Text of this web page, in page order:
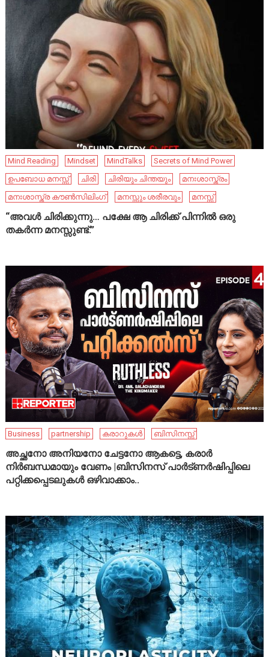
Mind Reading Mindset MindTalks
Secrets of Mind Power
ഉപബോധ മനസ്സ്
ചിരി ചിരിയും ചിന്തയും
മനഃശാസ്ത്രം
മനഃശാസ്ത്ര കൗൺസിലിംഗ്
മനസ്സും ശരീരവും മനസ്സ്
“അവൾ ചിരിക്കുന്നു… പക്ഷേ ആ ചിരിക്ക് പിന്നിൽ ഒരു
തകർന്ന മനസ്സുണ്ട്.”
Business partnership കരാറുകൾ ബിസിനസ്സ്
അച്ഛനോ അനിയനോ ചേട്ടനോ ആകട്ടെ, കരാർ
നിർബന്ധമായും വേണം |ബിസിനസ് പാർട്ണർഷിപ്പിലെ
പറ്റിക്കപ്പെടലുകൾ ഒഴിവാക്കാം..